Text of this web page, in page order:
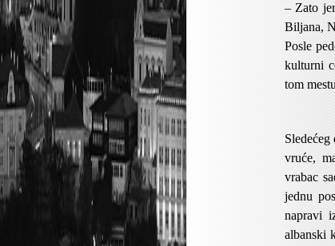
– Zato
Biljana,
Posle
kulturni
tom
vruće,
vrabac
jednu
napravi
albanski